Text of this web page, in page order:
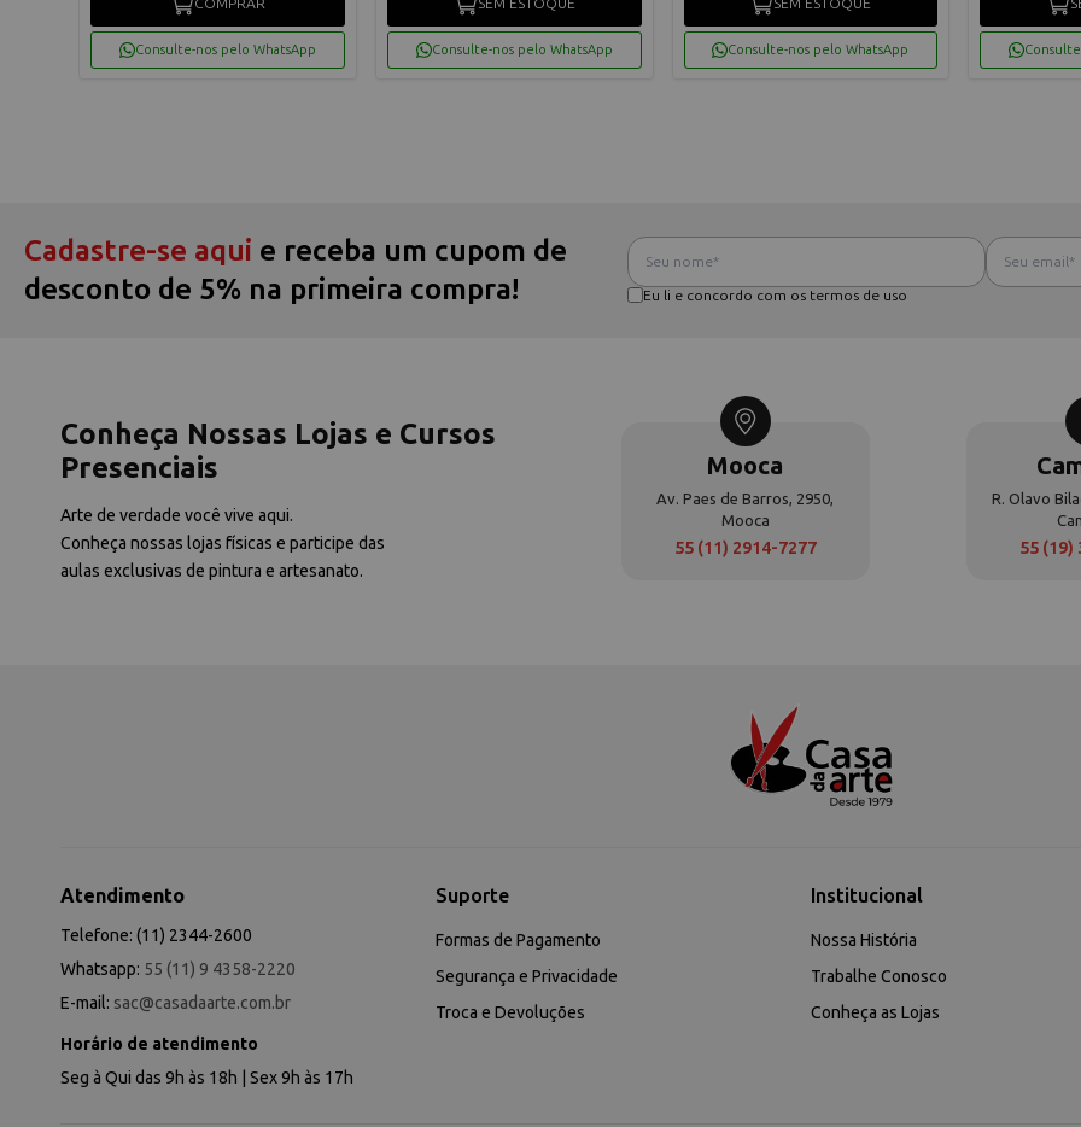
Consulte-nos pelo WhatsApp Consulte-nos pelo WhatsApp Consulte-nos pelo WhatsApp
Cadastre-se aqui e receba um cupom de
desconto de 5% na primeira compra!
Eu li e concordo com os termos de uso
Conheça Nossas Lojas e Cursos
Presenciais
Arte de verdade você vive aqui.
Conheça nossas lojas físicas e participe das
aulas exclusivas de pintura e artesanato.
Mooca
Av. Paes de Barros, 2950,
Mooca
55 (11) 2914-7277
R. Olavo
55 (19)
Atendimento
Telefone: (11) 2344-2600
Whatsapp: 55 (11) 9 4358-2220
E-mail: sac@casadaarte.com.br
Horário de atendimento
Seg à Qui das 9h às 18h | Sex 9h às 17h
Suporte
Formas de Pagamento
Segurança e Privacidade
Troca e Devoluções
Institucional
Nossa História
Trabalhe Conosco
Conheça as Lojas